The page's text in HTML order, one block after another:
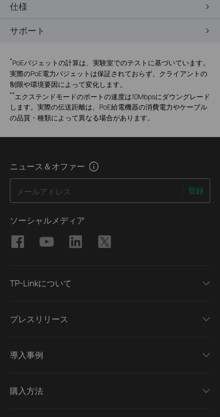
仕様
サポート
*PoEバジェットの計算は、実験室でのテストに基づいています。
実際のPoE電力バジェットは保証されておらず、クライアントの
制限や環境要因によって変化します。
**エクステンドモードのポートの速度は10Mbpsにダウングレード
します。実際の伝送距離は、PoE給電機器の消費電力やケーブル
の品質・種類によって異なる場合があります。
ニュース＆オファー
メールアドレス 登録
ソーシャルメディア
TP-Linkについて
プレスリリース
導入事例
購入方法